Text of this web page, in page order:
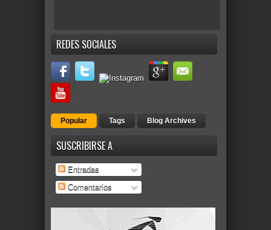
REDES SOCIALES
Popular Tags Blog Archives
SUSCRIBIRSE A
Entradas
Comentarios